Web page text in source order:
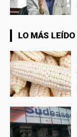
LO MÁS LEÍDO